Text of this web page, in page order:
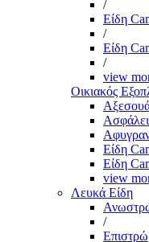
/
Είδη
/
Είδη
/
view
Οικιακός
Είδη
Είδη
view
Λευκά Είδη
/